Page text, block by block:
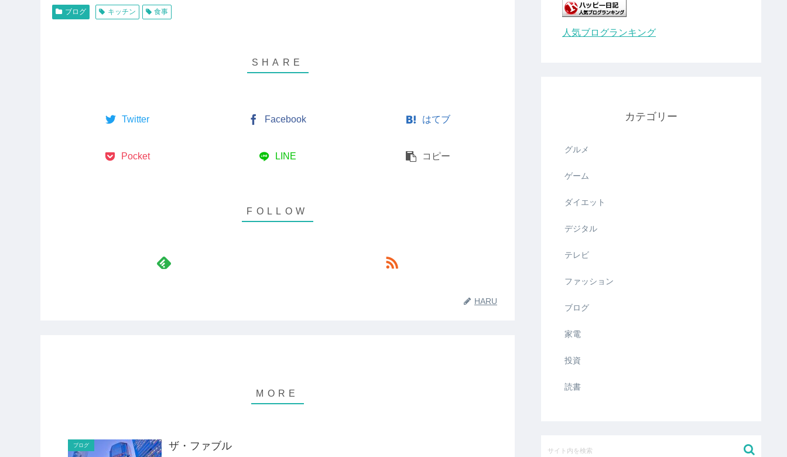
ブログ キッチン 食事
Twitter Facebook はてブ
Pocket LINE コピー
HARU
ブログ ザ・ファブル
人気ブログランキング
カテゴリー
グルメ
ゲーム
ダイエット
デジタル
テレビ
ファッション
ブログ
家電
投資
読書